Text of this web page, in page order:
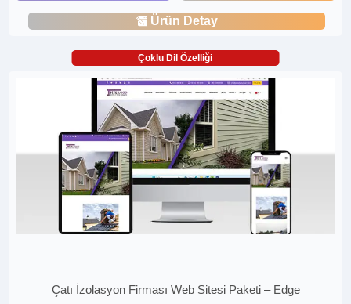
Ürün Detay
Çoklu Dil Özelliği
Çatı İzolasyon Firması Web Sitesi Paketi – Edge